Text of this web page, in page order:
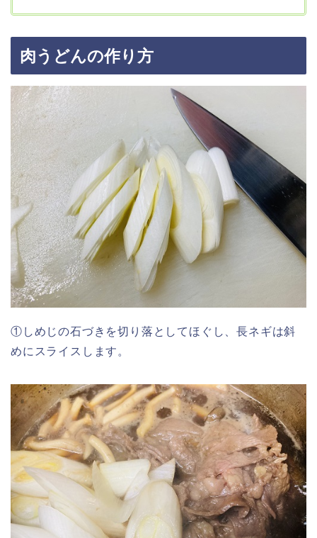
肉うどんの作り方
①しめじの石づきを切り落としてほぐし、長ネギは斜
めにスライスします。